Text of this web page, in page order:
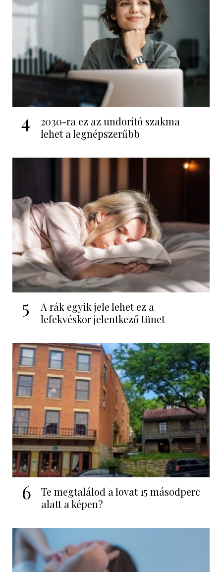
4
2030-ra ez az undorító szakma
lehet a legnépszerűbb
5
A rák egyik jele lehet ez a
lefekvéskor jelentkező tünet
6
Te megtalálod a lovat 15 másodperc
alatt a képen?